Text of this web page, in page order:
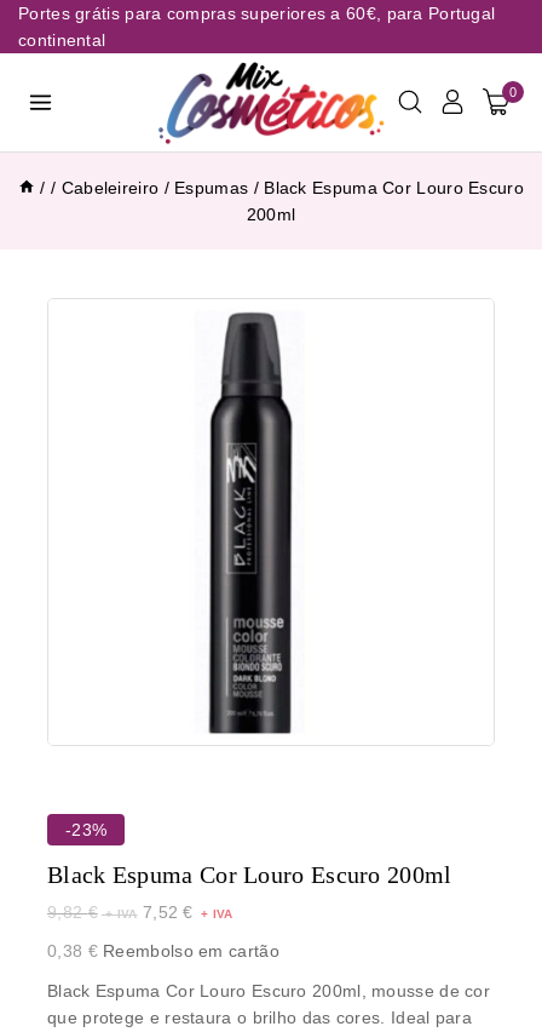
Portes grátis para compras superiores a 60€, para Portugal
continental
0
/ / Cabeleireiro / Espumas / Black Espuma Cor Louro Escuro
200ml
-23%
Black Espuma Cor Louro Escuro 200ml
9,82€ 7,52€
0,38 €Reembolso em cartão
Black Espuma Cor Louro Escuro 200ml, mousse de cor
que protege e restaura o brilho das cores. Ideal para